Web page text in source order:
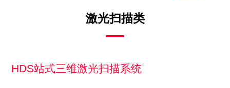
激光扫描类
HDS站式三维激光扫描系统